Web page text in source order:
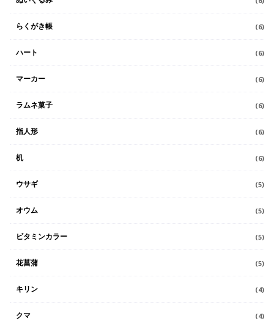
らくがき帳 (6)
ハート (6)
マーカー (6)
ラムネ菓子 (6)
指人形 (6)
机 (6)
ウサギ (5)
オウム (5)
ビタミンカラー (5)
花菖蒲 (5)
キリン (4)
クマ (4)